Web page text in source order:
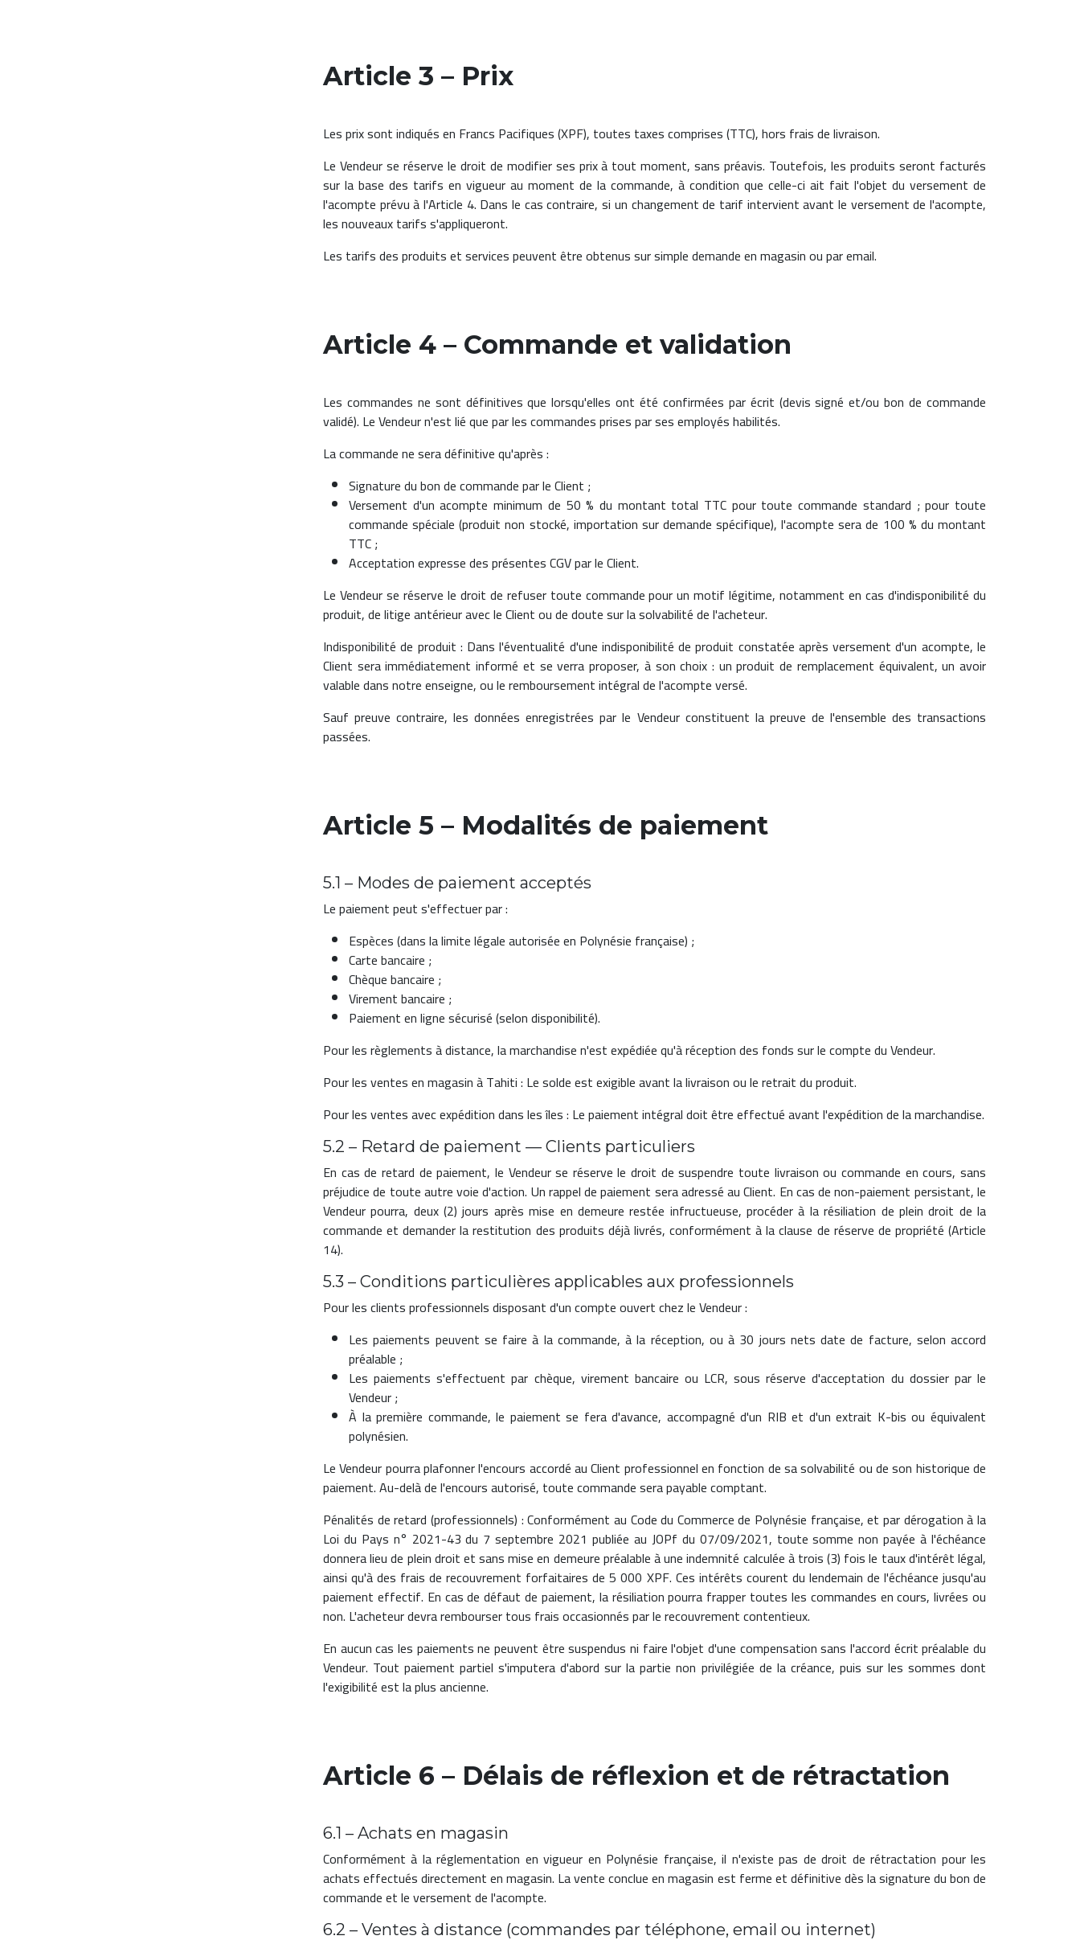
Article 3 – Prix
Les prix sont indiqués en Francs Pacifiques (XPF), toutes taxes comprises (TTC), hors frais de livraison.
Le Vendeur se réserve le droit de modifier ses prix à tout moment, sans préavis. Toutefois, les produits seront facturés
sur la base des tarifs en vigueur au moment de la commande, à condition que celle-ci ait fait l'objet du versement de
l'acompte prévu à l'Article 4. Dans le cas contraire, si un changement de tarif intervient avant le versement de l'acompte,
les nouveaux tarifs s'appliqueront.
Les tarifs des produits et services peuvent être obtenus sur simple demande en magasin ou par email.
Article 4 – Commande et validation
Les commandes ne sont définitives que lorsqu'elles ont été confirmées par écrit (devis signé et/ou bon de commande
validé). Le Vendeur n'est lié que par les commandes prises par ses employés habilités.
La commande ne sera définitive qu'après :
Signature du bon de commande par le Client ;
Versement d'un acompte minimum de 50 % du montant total TTC pour toute commande standard ; pour toute
commande spéciale (produit non stocké, importation sur demande spécifique), l'acompte sera de 100 % du montant
TTC ;
Acceptation expresse des présentes CGV par le Client.
Le Vendeur se réserve le droit de refuser toute commande pour un motif légitime, notamment en cas d'indisponibilité du
produit, de litige antérieur avec le Client ou de doute sur la solvabilité de l'acheteur.
Indisponibilité de produit : Dans l'éventualité d'une indisponibilité de produit constatée après versement d'un acompte, le
Client sera immédiatement informé et se verra proposer, à son choix : un produit de remplacement équivalent, un avoir
valable dans notre enseigne, ou le remboursement intégral de l'acompte versé.
Sauf preuve contraire, les données enregistrées par le Vendeur constituent la preuve de l'ensemble des transactions
passées.
Article 5 – Modalités de paiement
5.1 – Modes de paiement acceptés
Le paiement peut s'effectuer par :
Espèces (dans la limite légale autorisée en Polynésie française) ;
Carte bancaire ;
Chèque bancaire ;
Virement bancaire ;
Paiement en ligne sécurisé (selon disponibilité).
Pour les règlements à distance, la marchandise n'est expédiée qu'à réception des fonds sur le compte du Vendeur.
Pour les ventes en magasin à Tahiti : Le solde est exigible avant la livraison ou le retrait du produit.
Pour les ventes avec expédition dans les îles : Le paiement intégral doit être effectué avant l'expédition de la marchandise.
5.2 – Retard de paiement — Clients particuliers
En cas de retard de paiement, le Vendeur se réserve le droit de suspendre toute livraison ou commande en cours, sans
préjudice de toute autre voie d'action. Un rappel de paiement sera adressé au Client. En cas de non-paiement persistant, le
Vendeur pourra, deux (2) jours après mise en demeure restée infructueuse, procéder à la résiliation de plein droit de la
commande et demander la restitution des produits déjà livrés, conformément à la clause de réserve de propriété (Article
14).
5.3 – Conditions particulières applicables aux professionnels
Pour les clients professionnels disposant d'un compte ouvert chez le Vendeur :
Les paiements peuvent se faire à la commande, à la réception, ou à 30 jours nets date de facture, selon accord
préalable ;
Les paiements s'effectuent par chèque, virement bancaire ou LCR, sous réserve d'acceptation du dossier par le
Vendeur ;
À la première commande, le paiement se fera d'avance, accompagné d'un RIB et d'un extrait K-bis ou équivalent
polynésien.
Le Vendeur pourra plafonner l'encours accordé au Client professionnel en fonction de sa solvabilité ou de son historique de
paiement. Au-delà de l'encours autorisé, toute commande sera payable comptant.
Pénalités de retard (professionnels) : Conformément au Code du Commerce de Polynésie française, et par dérogation à la
Loi du Pays n° 2021-43 du 7 septembre 2021 publiée au JOPf du 07/09/2021, toute somme non payée à l'échéance
donnera lieu de plein droit et sans mise en demeure préalable à une indemnité calculée à trois (3) fois le taux d'intérêt légal,
ainsi qu'à des frais de recouvrement forfaitaires de 5 000 XPF. Ces intérêts courent du lendemain de l'échéance jusqu'au
paiement effectif. En cas de défaut de paiement, la résiliation pourra frapper toutes les commandes en cours, livrées ou
non. L'acheteur devra rembourser tous frais occasionnés par le recouvrement contentieux.
En aucun cas les paiements ne peuvent être suspendus ni faire l'objet d'une compensation sans l'accord écrit préalable du
Vendeur. Tout paiement partiel s'imputera d'abord sur la partie non privilégiée de la créance, puis sur les sommes dont
l'exigibilité est la plus ancienne.
Article 6 – Délais de réflexion et de rétractation
6.1 – Achats en magasin
Conformément à la réglementation en vigueur en Polynésie française, il n'existe pas de droit de rétractation pour les
achats effectués directement en magasin. La vente conclue en magasin est ferme et définitive dès la signature du bon de
commande et le versement de l'acompte.
6.2 – Ventes à distance (commandes par téléphone, email ou internet)